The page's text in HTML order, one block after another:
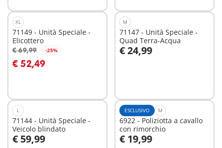
XL
71149 - Unità Speciale -
Elicottero
€ 69,99 -25%
€ 52,49
Aggiungi al carrello
M
71147 - Unità Speciale -
Quad Terra-Acqua
€ 24,99
Aggiungi al carrello
L
71144 - Unità Speciale -
Veicolo blindato
€ 59,99
Aggiungi al carrello
ESCLUSIVO M
6922 - Poliziotta a cavallo
con rimorchio
€ 19,99
Aggiungi al carrello